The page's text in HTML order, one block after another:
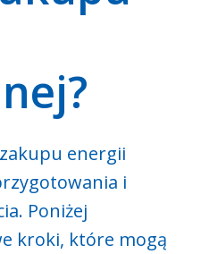
energii
i
Poniżej
kroki, które mogą